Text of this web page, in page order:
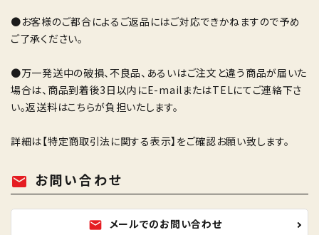
●お客様のご都合によるご返品にはご対応できかねますので予め
ご了承ください。
●万一発送中の破損、不良品、あるいはご注文と違う商品が届いた
場合は、商品到着後3日以内にE-mailまたはTELにてご連絡下さ
い。返送料はこちらが負担いたします。
詳細は【特定商取引法に関する表示】 をご確認お願い致します。
mail お問い合わせ
mail メールでのお問い合わせ